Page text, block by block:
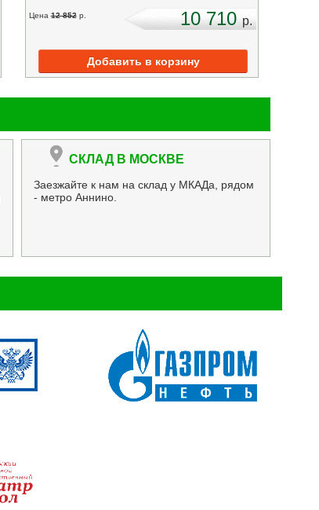
Цена 12 852 p. 10 710p.
СКЛАД В МОСКВЕ
Заезжайте к нам на склад у МКАДа, рядом
- метро Аннино.